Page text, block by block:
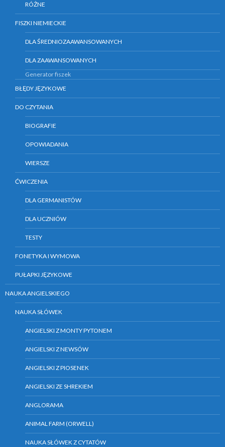
RÓŻNE
FISZKI NIEMIECKIE
DLA ŚREDNIOZAAWANSOWANYCH
DLA ZAAWANSOWANYCH
Generator fiszek
BŁĘDY JĘZYKOWE
DO CZYTANIA
BIOGRAFIE
OPOWIADANIA
WIERSZE
ĆWICZENIA
DLA GERMANISTÓW
DLA UCZNIÓW
TESTY
FONETYKA I WYMOWA
PUŁAPKI JĘZYKOWE
NAUKA ANGIELSKIEGO
NAUKA SŁÓWEK
ANGIELSKI Z MONTY PYTONEM
ANGIELSKI Z NEWSÓW
ANGIELSKI Z PIOSENEK
ANGIELSKI ZE SHREKIEM
ANGLORAMA
ANIMAL FARM (ORWELL)
NAUKA SŁÓWEK Z CYTATÓW